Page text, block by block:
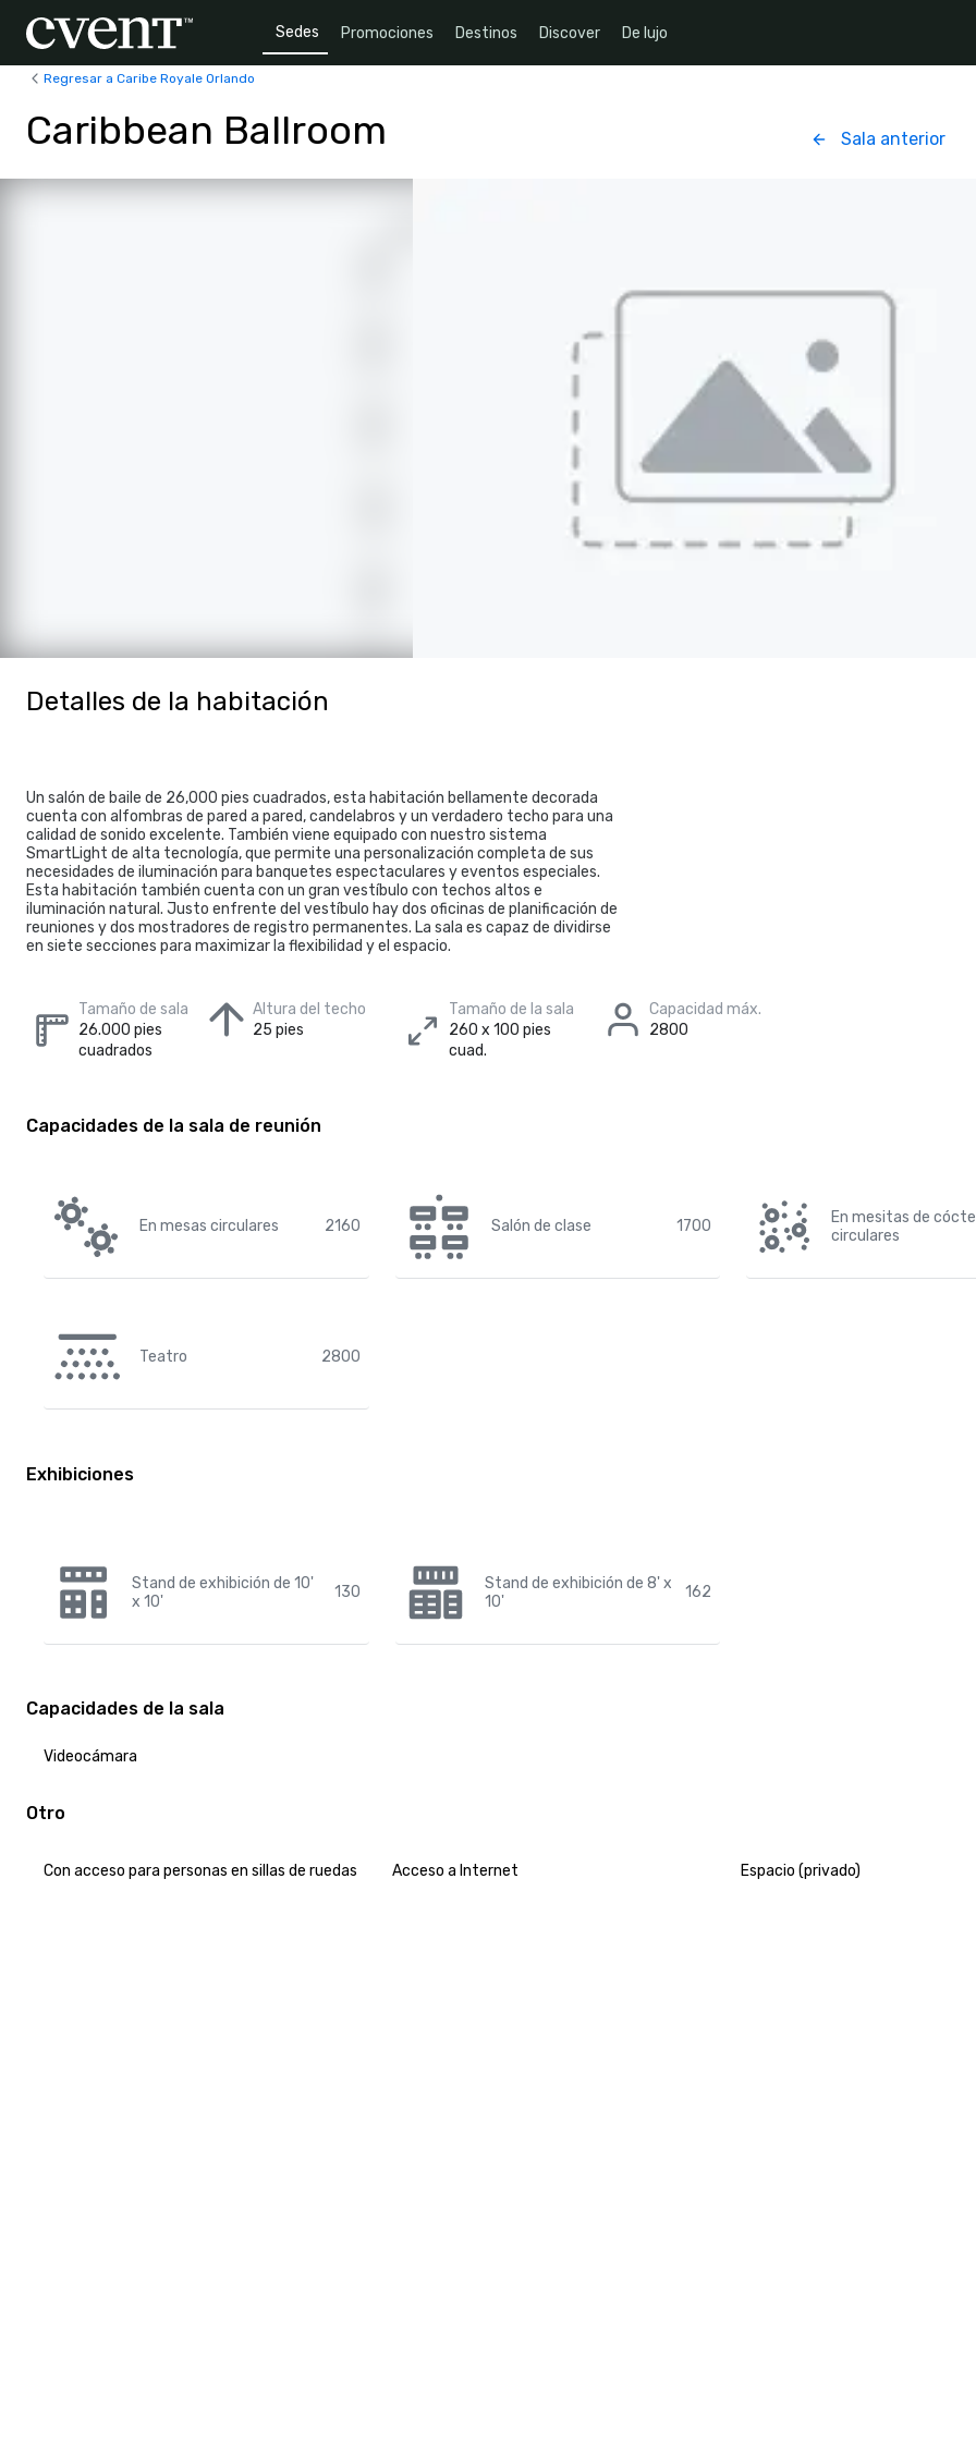
Sedes Promociones Destinos Discover De lujo
Regresar a Caribe Royale Orlando
Caribbean Ballroom Sala anterior
Detalles de la habitación
Un salón de baile de 26,000 pies cuadrados, esta habitación bellamente decorada
cuenta con alfombras de pared a pared, candelabros y un verdadero techo para una
calidad de sonido excelente. También viene equipado con nuestro sistema
SmartLight de alta tecnología, que permite una personalización completa de sus
necesidades de iluminación para banquetes espectaculares y eventos especiales.
Esta habitación también cuenta con un gran vestíbulo con techos altos e
iluminación natural. Justo enfrente del vestíbulo hay dos oficinas de planificación de
reuniones y dos mostradores de registro permanentes. La sala es capaz de dividirse
en siete secciones para maximizar la flexibilidad y el espacio.
Tamaño de sala
26.000 pies
cuadrados
Altura del techo
25 pies
Tamaño de la sala
260 x 100 pies
cuad.
Capacidad máx.
2800
Capacidades de la sala de reunión
En mesas circulares 2160 Salón de clase 1700
En mesitas de cóctel
circulares
Teatro 2800
Exhibiciones
Stand de exhibición de 10'
x 10'
130
Stand de exhibición de 8' x
10'
162
Capacidades de la sala
Videocámara
Otro
Con acceso para personas en sillas de ruedas Acceso a Internet Espacio (privado)